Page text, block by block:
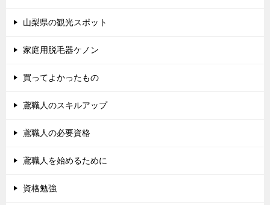
山梨県の観光スポット
家庭用脱毛器ケノン
買ってよかったもの
鳶職人のスキルアップ
鳶職人の必要資格
鳶職人を始めるために
資格勉強